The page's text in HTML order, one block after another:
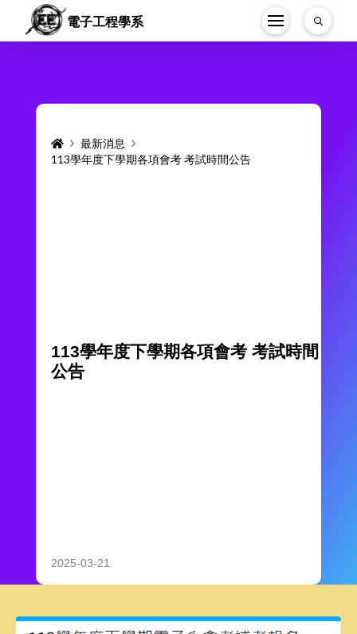
電子工程學系
Home最新消息
113學年度下學期各項會考 考試時間公告
113學年度下學期各項會考 考試時間
公告
2025-03-21